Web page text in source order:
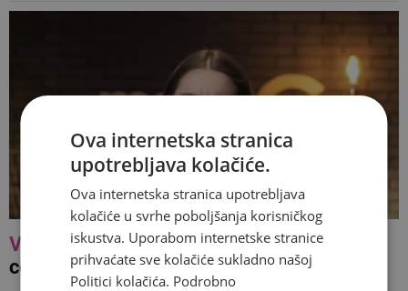
VIDEO
Mostarka Patricija Vučić objavila
cover hit pjesme fra Marina Karačića
Ova internetska stranica
upotrebljava kolačiće.
Ova internetska stranica upotrebljava
kolačiće u svrhe poboljšanja korisničkog
iskustva. Uporabom internetske stranice
prihvaćate sve kolačiće sukladno našoj
Politici kolačića. Podrobno